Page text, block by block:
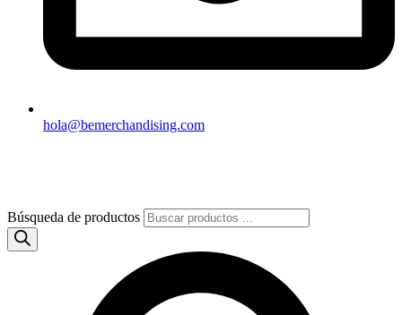
hola@bemerchandising.com
Búsqueda de productos